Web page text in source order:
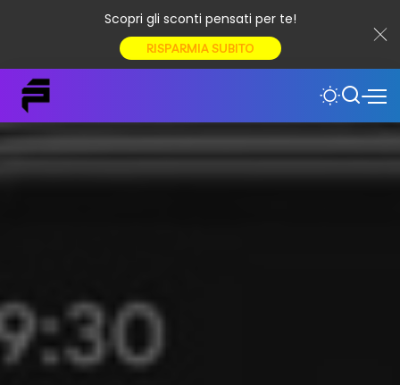
Scopri gli sconti pensati per te!
RISPARMIA SUBITO